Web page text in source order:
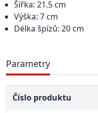
Šířka: 21.5 cm
Výška: 7 cm
Délka špízů: 20 cm
Parametry
Číslo produktu